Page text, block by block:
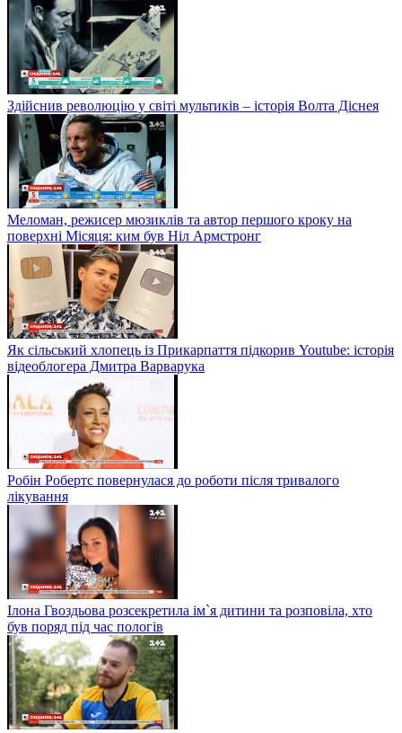
Здійснив революцію у світі мультиків – історія Волта Діснея
Меломан, режисер мюзиклів та автор першого кроку на
поверхні Місяця: ким був Ніл Армстронг
Як сільський хлопець із Прикарпаття підкорив Youtube: історія
відеоблогера Дмитра Варварука
Робін Робертс повернулася до роботи після тривалого
лікування
Ілона Гвоздьова розсекретила ім`я дитини та розповіла, хто
був поряд під час пологів